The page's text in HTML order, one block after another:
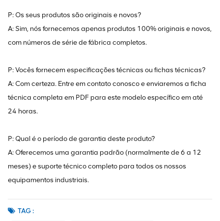
P: Os seus produtos são originais e novos?
A: Sim, nós fornecemos apenas produtos 100% originais e novos,
com números de série de fábrica completos.
P: Vocês fornecem especificações técnicas ou fichas técnicas?
A: Com certeza. Entre em contato conosco e enviaremos a ficha
técnica completa em PDF para este modelo específico em até
24 horas.
P: Qual é o período de garantia deste produto?
A: Oferecemos uma garantia padrão (normalmente de 6 a 12
meses) e suporte técnico completo para todos os nossos
equipamentos industriais.
TAG :